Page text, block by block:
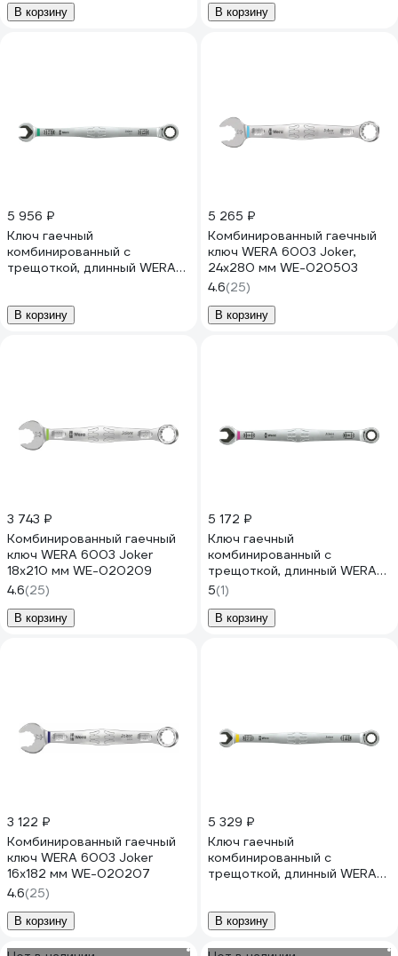
В корзину В корзину
5 956 ₽
Ключ гаечный
комбинированный с
трещоткой, длинный WERA
В корзину
5 265 ₽
Комбинированный гаечный
ключ WERA 6003 Joker,
24х280 мм WE-020503
4.6(25)
В корзину
3 743 ₽
Комбинированный гаечный
ключ WERA 6003 Joker
18x210 мм WE-020209
4.6(25)
В корзину
5 172 ₽
Ключ гаечный
комбинированный с
трещоткой, длинный WERA
6007 Joker SB 8 мм x 180 мм
WE-020350
5(1)
В корзину
3 122 ₽
Комбинированный гаечный
ключ WERA 6003 Joker
16x182 мм WE-020207
4.6(25)
В корзину
5 329 ₽
Ключ гаечный
комбинированный с
трещоткой, длинный WERA
В корзину